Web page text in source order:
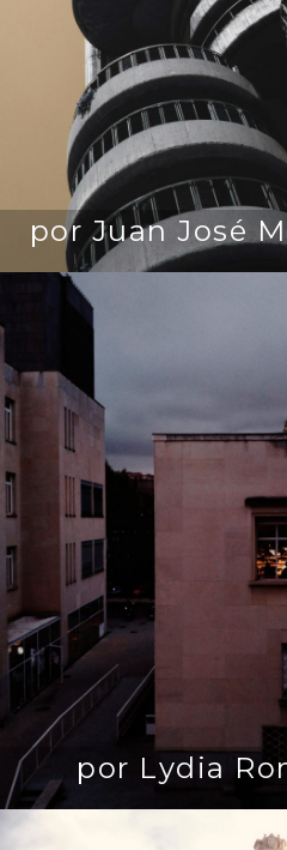
por Juan José
por Lydia